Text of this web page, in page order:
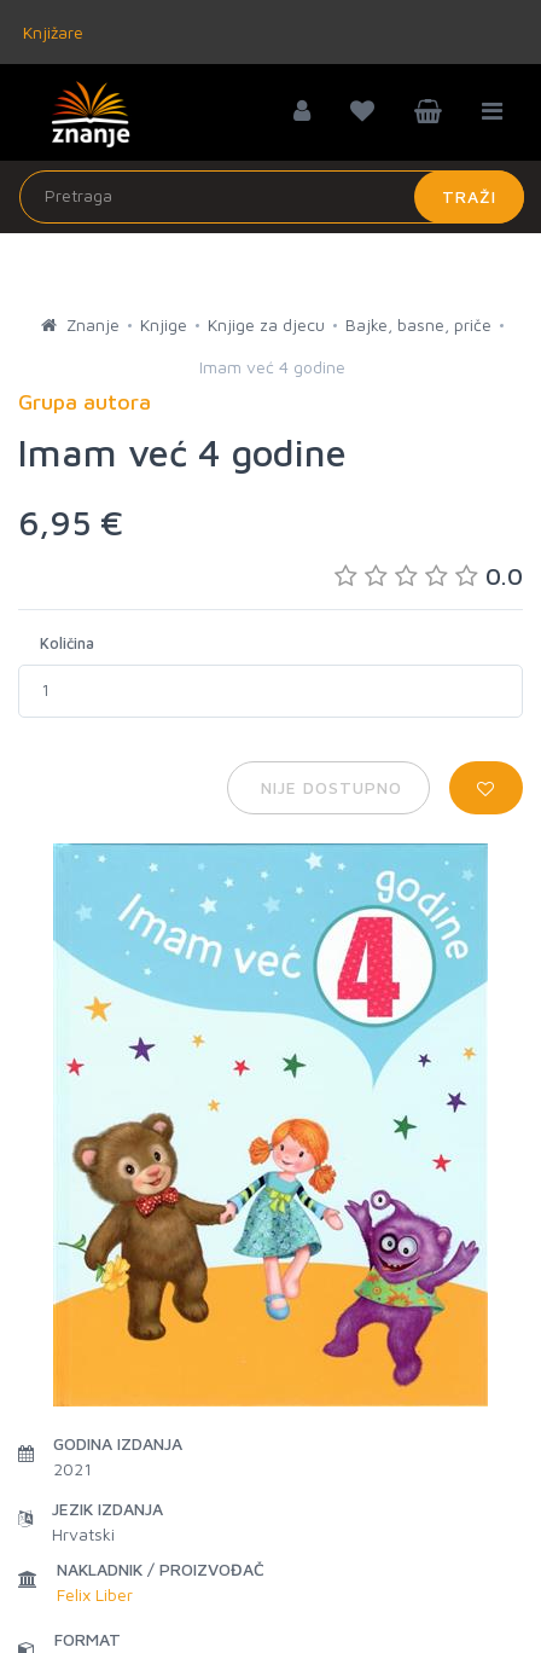
Knjižare
TRAŽI
Znanje Knjige Knjige za djecu Bajke, basne, priče
Imam već 4 godine
Grupa autora
Imam već 4 godine
6,95 €
0.0
Količina
NIJE DOSTUPNO
GODINA IZDANJA
2021
JEZIK IZDANJA
Hrvatski
NAKLADNIK / PROIZVOĐAČ
Felix Liber
FORMAT